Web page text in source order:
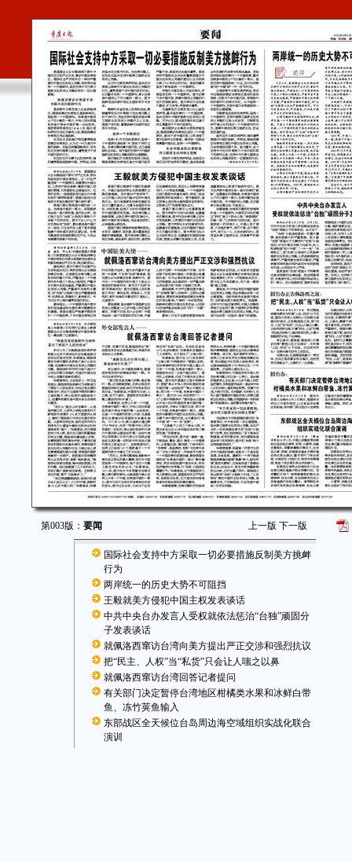
第003版： 要闻 上一版 下一版
国际社会支持中方采取一切必要措施反制美方挑衅
行为
两岸统一的历史大势不可阻挡
王毅就美方侵犯中国主权发表谈话
中共中央台办发言人受权就依法惩治“台独”顽固分
子发表谈话
就佩洛西窜访台湾向美方提出严正交涉和强烈抗议
把“民主、人权”当“私货”只会让人嗤之以鼻
就佩洛西窜访台湾回答记者提问
有关部门决定暂停台湾地区柑橘类水果和冰鲜白带
鱼、冻竹荚鱼输入
东部战区全天候位台岛周边海空域组织实战化联合
演训